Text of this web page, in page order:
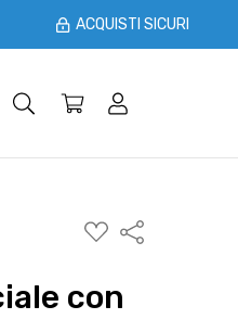
ACQUISTI SICURI
E CASA
AGGIUNGI
ALLA
Condividi
con